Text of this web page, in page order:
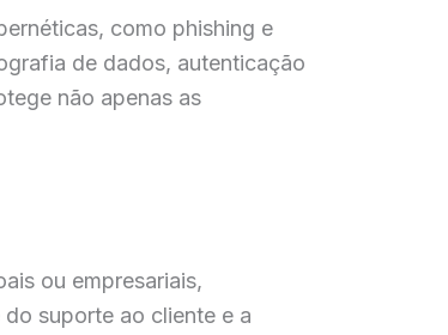
como phishing e
de dados, autenticação
não apenas as
ou empresariais,
suporte ao cliente e a